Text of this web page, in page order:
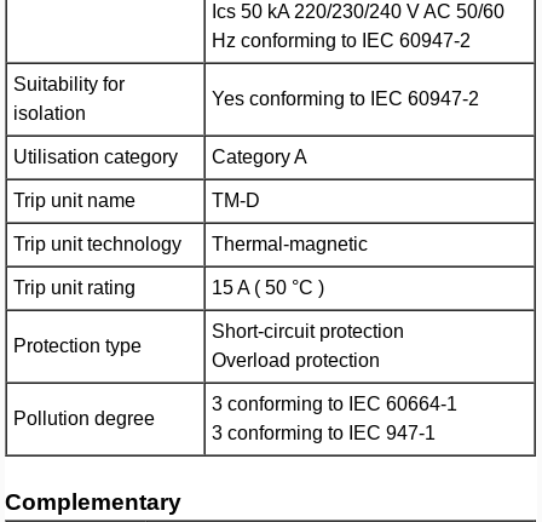
Ics 50 kA 220/230/240 V AC 50/60
Hz conforming to IEC 60947-2
Suitability for
isolation
Yes conforming to IEC 60947-2
Utilisation category Category A
Trip unit name TM-D
Trip unit technology Thermal-magnetic
Trip unit rating 15 A ( 50 °C )
Protection type
Short-circuit protection
Overload protection
Pollution degree
3 conforming to IEC 60664-1
3 conforming to IEC 947-1
Complementary